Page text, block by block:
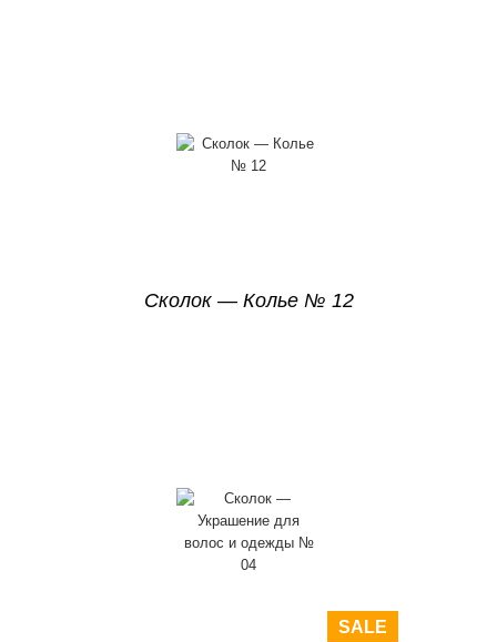
Сколок — Колье № 12
SALE